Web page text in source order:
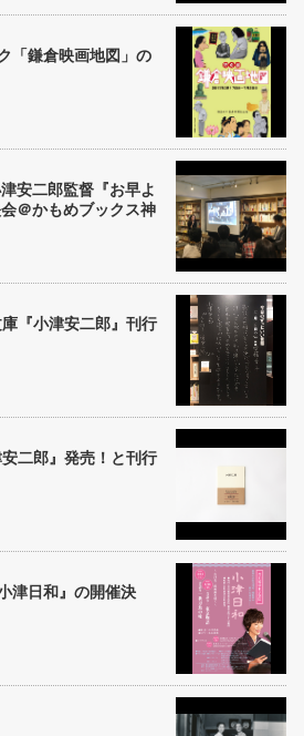
「鎌倉映画地図」の
安二郎監督『お早よ
＠かもめブックス神
『小津安二郎』刊行
二郎』発売！と刊行
津日和』の開催決